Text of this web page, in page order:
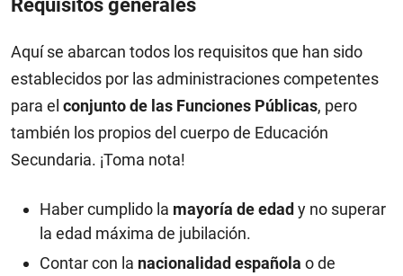
Requisitos generales
Aquí se abarcan todos los requisitos que han sido
establecidos por las administraciones competentes
para el conjunto de las Funciones Públicas, pero
también los propios del cuerpo de Educación
Secundaria. ¡Toma nota!
Haber cumplido la mayoría de edady no superar
la edad máxima de jubilación.
Contar con la nacionalidad española o de